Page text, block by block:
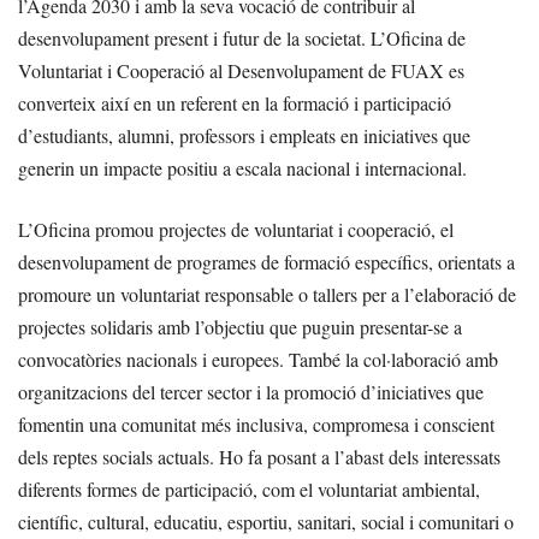
l’Agenda 2030 i amb la seva vocació de contribuir al
desenvolupament present i futur de la societat. L’Oficina de
Voluntariat i Cooperació al Desenvolupament de FUAX es
converteix així en un referent en la formació i participació
d’estudiants, alumni, professors i empleats en iniciatives que
generin un impacte positiu a escala nacional i internacional.
L’Oficina promou projectes de voluntariat i cooperació, el
desenvolupament de programes de formació específics, orientats a
promoure un voluntariat responsable o tallers per a l’elaboració de
projectes solidaris amb l’objectiu que puguin presentar-se a
convocatòries nacionals i europees. També la col·laboració amb
organitzacions del tercer sector i la promoció d’iniciatives que
fomentin una comunitat més inclusiva, compromesa i conscient
dels reptes socials actuals. Ho fa posant a l’abast dels interessats
diferents formes de participació, com el voluntariat ambiental,
científic, cultural, educatiu, esportiu, sanitari, social i comunitari o